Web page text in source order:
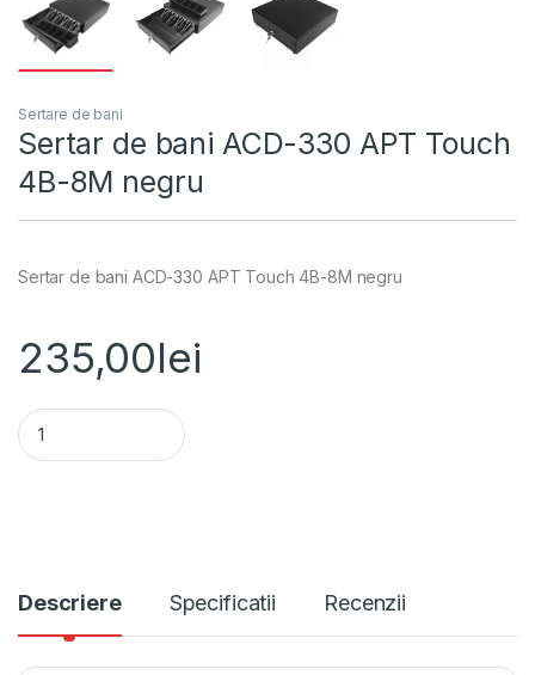
Sertare de bani
Sertar de bani ACD-330 APT Touch
4B-8M negru
Sertar de bani ACD-330 APT Touch 4B-8M negru
235,00lei
Sertar de bani ACD-330 APT Touch 4B-8M negru quantity
Descriere Specificatii Recenzii